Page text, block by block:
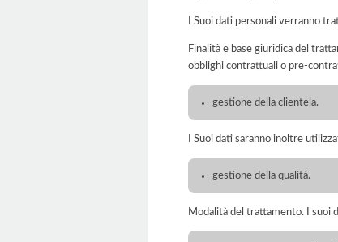
I Suoi dati personali verranno
Finalità e base giuridica del
obblighi contrattuali o pre-
gestione della clientela.
I Suoi dati saranno inoltre
gestione della qualità.
Modalità del trattamento. I suoi